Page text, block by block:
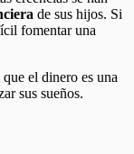
de sus hijos. Si
fomentar una
el dinero es una
sus sueños.